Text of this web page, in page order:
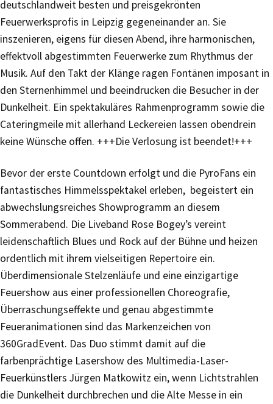
deutschlandweit besten und preisgekrönten
Feuerwerksprofis in Leipzig gegeneinander an. Sie
inszenieren, eigens für diesen Abend, ihre harmonischen,
effektvoll abgestimmten Feuerwerke zum Rhythmus der
Musik. Auf den Takt der Klänge ragen Fontänen imposant in
den Sternenhimmel und beeindrucken die Besucher in der
Dunkelheit. Ein spektakuläres Rahmenprogramm sowie die
Cateringmeile mit allerhand Leckereien lassen obendrein
keine Wünsche offen. +++Die Verlosung ist beendet!+++
Bevor der erste Countdown erfolgt und die PyroFans ein
fantastisches Himmelsspektakel erleben, begeistert ein
abwechslungsreiches Showprogramm an diesem
Sommerabend. Die Liveband Rose Bogey’s vereint
leidenschaftlich Blues und Rock auf der Bühne und heizen
ordentlich mit ihrem vielseitigen Repertoire ein.
Überdimensionale Stelzenläufe und eine einzigartige
Feuershow aus einer professionellen Choreografie,
Überraschungseffekte und genau abgestimmte
Feueranimationen sind das Markenzeichen von
360GradEvent. Das Duo stimmt damit auf die
farbenprächtige Lasershow des Multimedia-Laser-
Feuerkünstlers Jürgen Matkowitz ein, wenn Lichtstrahlen
die Dunkelheit durchbrechen und die Alte Messe in ein